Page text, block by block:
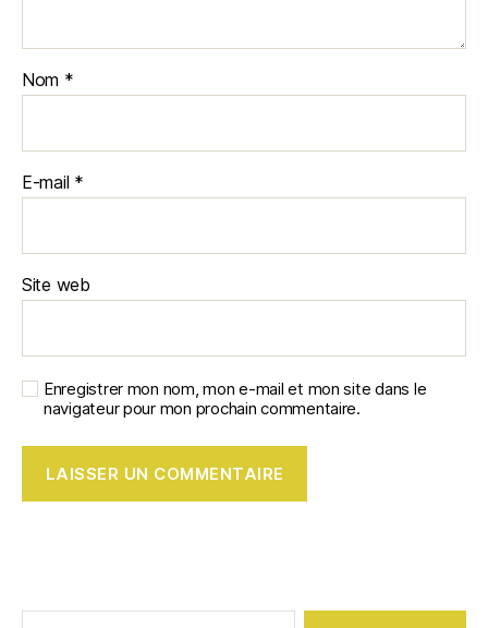
Nom *
E-mail *
Site web
Enregistrer mon nom, mon e-mail et mon site dans le
navigateur pour mon prochain commentaire.